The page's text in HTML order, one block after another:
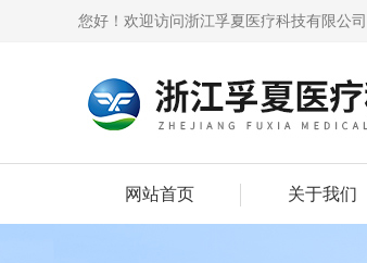
您好！欢迎访问浙江孚夏医疗科技有限公司
网站首页 关于我们